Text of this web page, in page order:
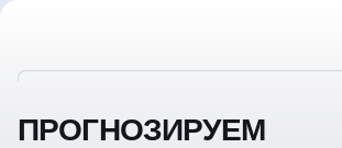
ПРОГНОЗИРУЕМ